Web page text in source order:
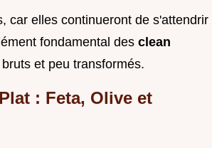
car elles continueront de s'attendrir
fondamental des clean
et peu transformés.
: Feta, Olive et